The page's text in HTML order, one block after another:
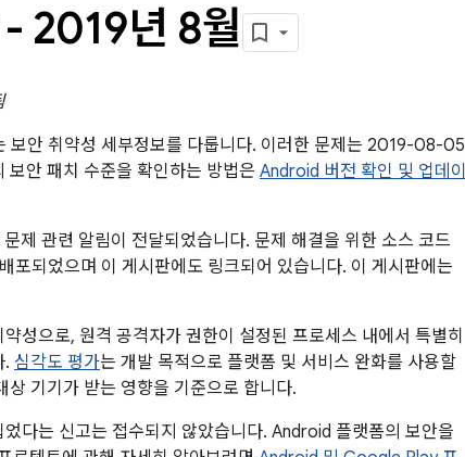
2019년 8월
보안 취약성 세부정보를 다룹니다. 이러한 문제는 2019-08-05
안 패치 수준을 확인하는 방법은 Android 버전 확인 및 업데이
제 관련 알림이 전달되었습니다. 문제 해결을 위한 소스 코드
되었으며 이 게시판에도 링크되어 있습니다. 이 게시판에는
성으로, 원격 공격자가 권한이 설정된 프로세스 내에서 특별히
. 심각도 평가는 개발 목적으로 플랫폼 및 서비스 완화를 사용할
기기가 받는 영향을 기준으로 합니다.
다는 신고는 접수되지 않았습니다. Android 플랫폼의 보안을